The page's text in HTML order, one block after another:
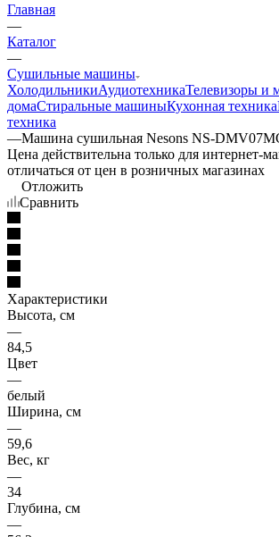
Главная
—
Каталог
—
Сушильные машины
ХолодильникиАудиотехникаТелевизоры и
домаСтиральные машиныКухонная техника
техника
—Машина сушильная Nesons NS-
Цена действительна только для интернет-
отличаться от цен в розничных магазинах
Отложить
Сравнить
Характеристики
Высота, см
—
84,5
Цвет
—
белый
Ширина, см
—
59,6
Вес, кг
—
34
Глубина, см
—